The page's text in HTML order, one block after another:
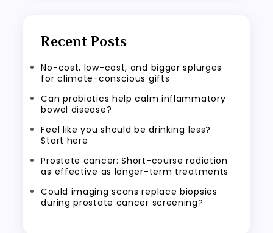
Recent Posts
No-cost, low-cost, and bigger splurges
for climate-conscious gifts
Can probiotics help calm inflammatory
bowel disease?
Feel like you should be drinking less?
Start here
Prostate cancer: Short-course radiation
as effective as longer-term treatments
Could imaging scans replace biopsies
during prostate cancer screening?